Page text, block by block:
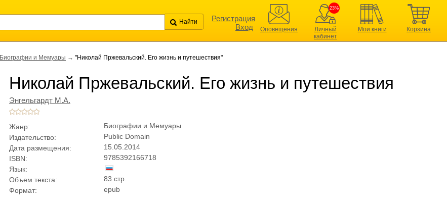
Регистрация
Вход
Оповещения
23%
Личный
кабинет
Мои книги Корзина
Биографии и Мемуары → "Николай Пржевальский. Его жизнь и путешествия"
Николай Пржевальский. Его жизнь и путешествия
Энгельгардт М.А.
Жанр:
Биографии и Мемуары
Издательство:
Public Domain
Дата размещения:
15.05.2014
ISBN:
9785392166718
Язык:
Объем текста:
83 стр.
Формат:
epub